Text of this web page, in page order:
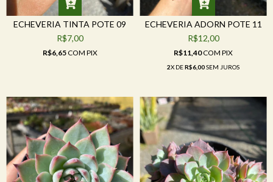
ECHEVERIA TINTA POTE 09
R$7,00
R$6,65COM PIX
ECHEVERIA ADORN POTE 11
R$12,00
R$11,40COM PIX
2X DER$6,00SEM JUROS